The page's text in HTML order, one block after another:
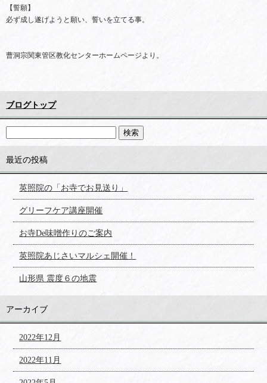
【誓願】
必ず成し遂げようと願い、誓いを立てる事。
曹洞宗関東管区教化センターホームページより。
ブログトップ
最近の投稿
英照院の「お寺でお見送り」
グリーフケア講座開催
お寺De味噌作りのご案内
英照院あじさいマルシェ開催！
山形県 震度６の地震
アーカイブ
2022年12月
2022年11月